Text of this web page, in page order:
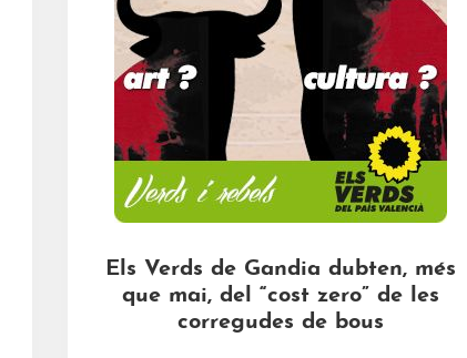
Els Verds de Gandia dubten, més
que mai, del “cost zero” de les
corregudes de bous